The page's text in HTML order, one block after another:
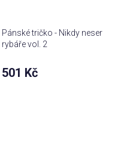
Pánské tričko - Nikdy neser
rybáře vol. 2
501 Kč